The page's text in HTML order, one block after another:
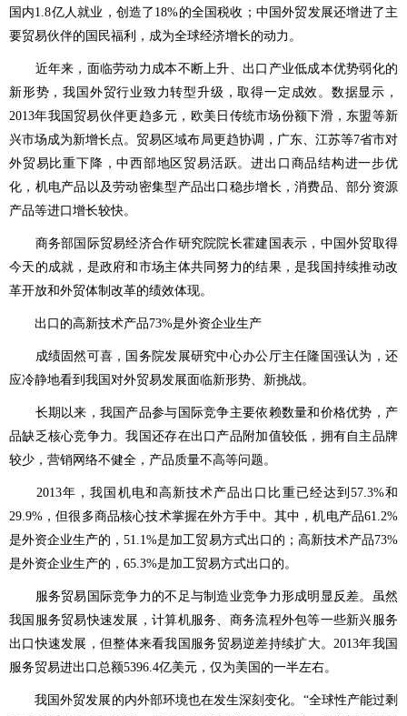
国内1.8亿人就业，创造了18%的全国税收；中国外贸发展还增进了主
要贸易伙伴的国民福利，成为全球经济增长的动力。
近年来，面临劳动力成本不断上升、出口产业低成本优势弱化的
新形势，我国外贸行业致力转型升级，取得一定成效。数据显示，
2013年我国贸易伙伴更趋多元，欧美日传统市场份额下滑，东盟等新
兴市场成为新增长点。贸易区域布局更趋协调，广东、江苏等7省市对
外贸易比重下降，中西部地区贸易活跃。进出口商品结构进一步优
化，机电产品以及劳动密集型产品出口稳步增长，消费品、部分资源
产品等进口增长较快。
商务部国际贸易经济合作研究院院长霍建国表示，中国外贸取得
今天的成就，是政府和市场主体共同努力的结果，是我国持续推动改
革开放和外贸体制改革的绩效体现。
出口的高新技术产品73%是外资企业生产
成绩固然可喜，国务院发展研究中心办公厅主任隆国强认为，还
应冷静地看到我国对外贸易发展面临新形势、新挑战。
长期以来，我国产品参与国际竞争主要依赖数量和价格优势，产
品缺乏核心竞争力。我国还存在出口产品附加值较低，拥有自主品牌
较少，营销网络不健全，产品质量不高等问题。
2013年，我国机电和高新技术产品出口比重已经达到57.3%和
29.9%，但很多商品核心技术掌握在外方手中。其中，机电产品61.2%
是外资企业生产的，51.1%是加工贸易方式出口的；高新技术产品73%
是外资企业生产的，65.3%是加工贸易方式出口的。
服务贸易国际竞争力的不足与制造业竞争力形成明显反差。虽然
我国服务贸易快速发展，计算机服务、商务流程外包等一些新兴服务
出口快速发展，但整体来看我国服务贸易逆差持续扩大。2013年我国
服务贸易进出口总额5396.4亿美元，仅为美国的一半左右。
我国外贸发展的内外部环境也在发生深刻变化。“全球性产能过剩